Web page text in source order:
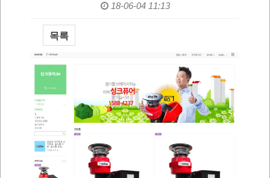
18-06-04 11:13
목록